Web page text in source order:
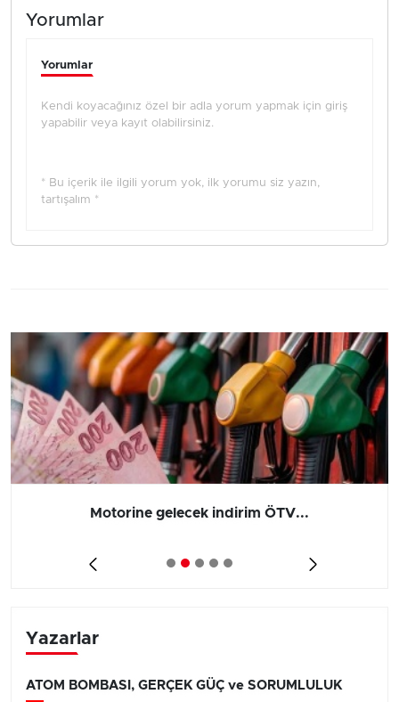
Yorumlar
Yorumlar
Kendi koyacağınız özel bir adla yorum yapmak için giriş
yapabilir veya kayıt olabilirsiniz.
* Bu içerik ile ilgili yorum yok, ilk yorumu siz yazın,
tartışalım *
Motorine gelecek indirim ÖTV...
Yazarlar
ATOM BOMBASI, GERÇEK GÜÇ ve SORUMLULUK